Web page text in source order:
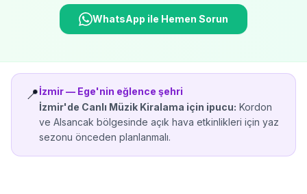
WhatsApp ile Hemen Sorun
📍İzmir— Ege'nin eğlence şehri
İzmir'de Canlı Müzik Kiralama için ipucu: Kordon
ve Alsancak bölgesinde açık hava etkinlikleri için yaz
sezonu önceden planlanmalı.